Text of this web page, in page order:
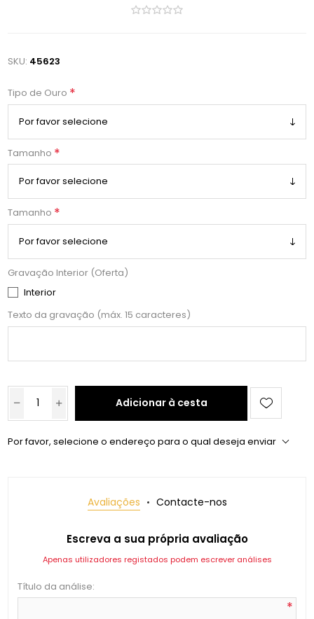
SKU: 45623
Tipo de Ouro *
Tamanho *
Tamanho *
Gravação Interior (Oferta)
Interior
Texto da gravação (máx. 15 caracteres)
Adicionar à cesta
Por favor, selecione o endereço para o qual deseja enviar
Avaliações Contacte-nos
Escreva a sua própria avaliação
Apenas utilizadores registados podem escrever análises
Título da análise:
*